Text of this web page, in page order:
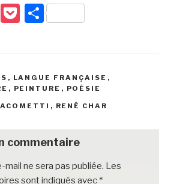
E
P
k
et
P
g
er
, LANGUE FRANÇAISE ,
, PEINTURE , POÉSIE
, RENÉ CHAR
commentaire
ne sera pas publiée. Les
sont indiqués avec *